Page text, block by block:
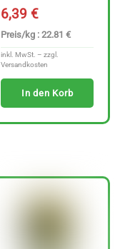
6,39€
Preis/kg : 22.81 €
inkl. MwSt. – zzgl.
Versandkosten
In den Korb